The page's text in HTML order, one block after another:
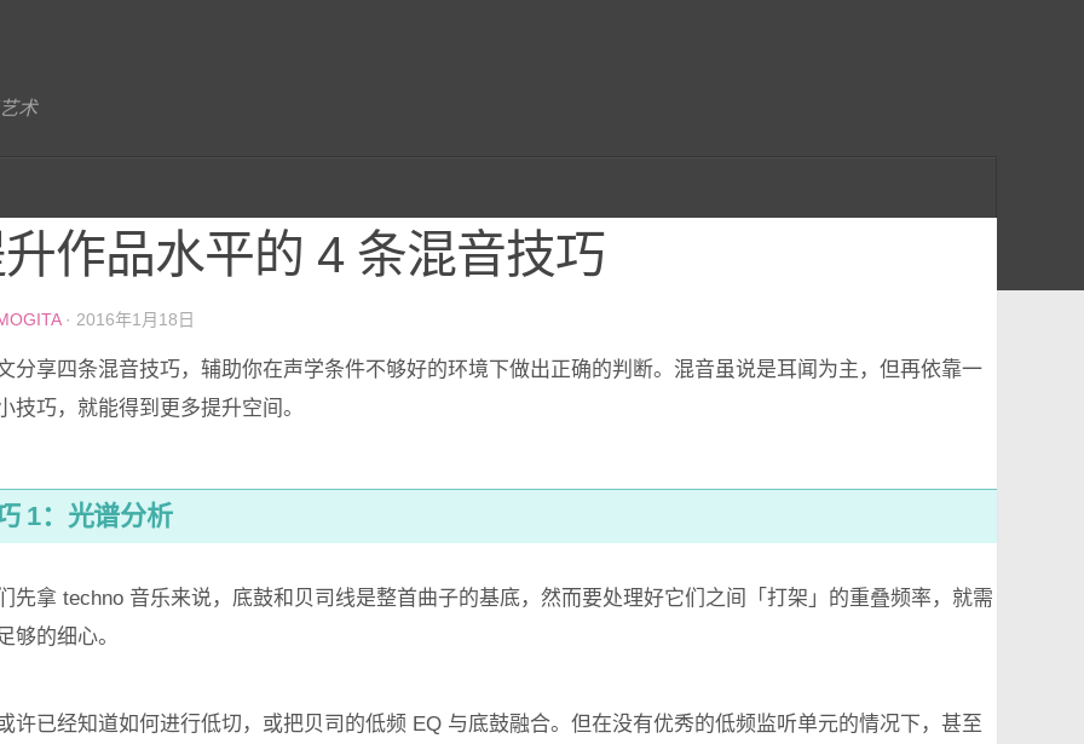
术
作品水平的 4 条混音技巧
· 2016年1月18日
分享四条混音技巧，辅助你在声学条件不够好的环境下做出正确的判断。混音虽说是耳闻为主，但再依靠一
技巧，就能得到更多提升空间。
1：光谱分析
先拿 techno 音乐来说，底鼓和贝司线是整首曲子的基底，然而要处理好它们之间「打架」的重叠频率，就需
够的细心。
许已经知道如何进行低切，或把贝司的低频 EQ 与底鼓融合。但在没有优秀的低频监听单元的情况下，甚至